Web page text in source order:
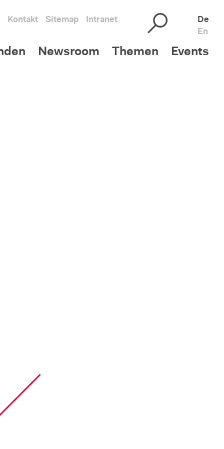
Kontakt Sitemap Intranet
De
En
Newsroom Themen Events